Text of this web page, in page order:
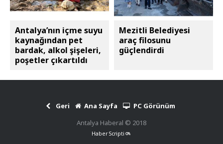
Antalya’nın içme suyu
kaynağından pet
bardak, alkol şişeleri,
poşetler çıkartıldı
Mezitli Belediyesi
araç filosunu
güçlendirdi
Geri Ana Sayfa
PC Görünüm
Antalya Haberal © 2018
Haber Scripti